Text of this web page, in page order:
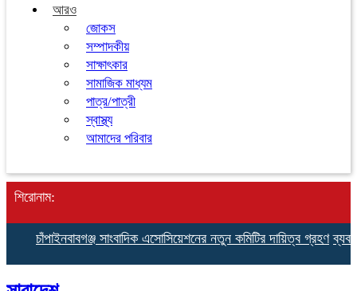
আরও
জোকস
সম্পাদকীয়
সাক্ষাৎকার
সামাজিক মাধ্যম
পাত্র/পাত্রী
স্বাস্থ্য
আমাদের পরিবার
শিরোনাম:
চাঁপাইনবাবগঞ্জ সাংবাদিক এসোসিয়েশনের নতুন কমিটির দায়িত্ব গ্রহণ ব্যবসায়ীর